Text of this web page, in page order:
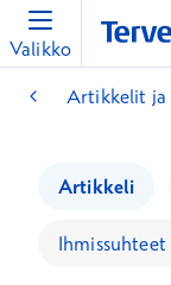
Valikko
Artikkelit ja
Artikkeli
Ihmissuhteet